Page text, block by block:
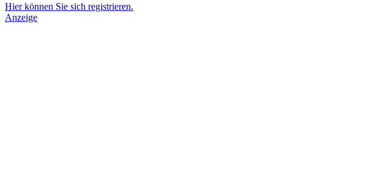
Hier können Sie sich registrieren.
Anzeige